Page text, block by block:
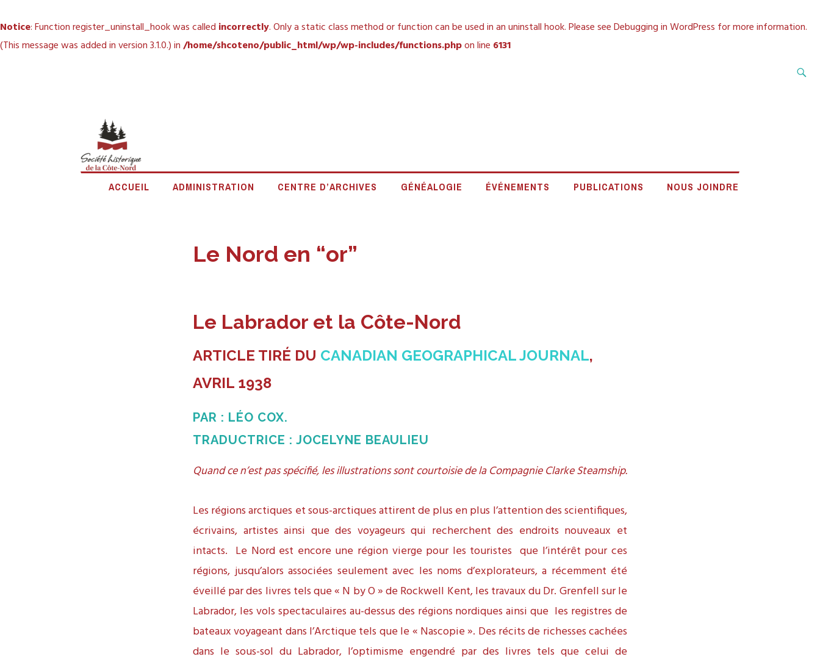
Notice: Function register_uninstall_hook was called incorrectly. Only a static class method or function can be used in an uninstall hook. Please seeDebugging in WordPress for more information.
(This message was added in version 3.1.0.) in/home/shcoteno/public_html/wp/wp-includes/functions.phpon line 6131
SOCIÉTÉ HISTORIQUE DE LA CÔTE-NORD
ACCUEIL ADMINISTRATION CENTRE D’ARCHIVES GÉNÉALOGIE ÉVÉNEMENTS PUBLICATIONS NOUS JOINDRE
Le Nord en “or”
Le Labrador et la Côte-Nord
ARTICLE TIRÉ DU CANADIAN GEOGRAPHICAL JOURNAL,
AVRIL 1938
PAR : LÉO COX.
TRADUCTRICE : JOCELYNE BEAULIEU
Quand ce n’est pas spécifié, les illustrations sont courtoisie de la Compagnie Clarke Steamship.
Les régions arctiques et sous-arctiques attirent de plus en plus l’attention des scientifiques,
écrivains, artistes ainsi que des voyageurs qui recherchent des endroits nouveaux et
intacts. Le Nord est encore une région vierge pour les touristes que l’intérêt pour ces
régions, jusqu’alors associées seulement avec les noms d’explorateurs, a récemment été
éveillé par des livres tels que « N by O » de Rockwell Kent, les travaux du Dr. Grenfell sur le
Labrador, les vols spectaculaires au-dessus des régions nordiques ainsi que les registres de
bateaux voyageant dans l’Arctique tels que le « Nascopie ». Des récits de richesses cachées
dans le sous-sol du Labrador, l’optimisme engendré par des livres tels que celui de